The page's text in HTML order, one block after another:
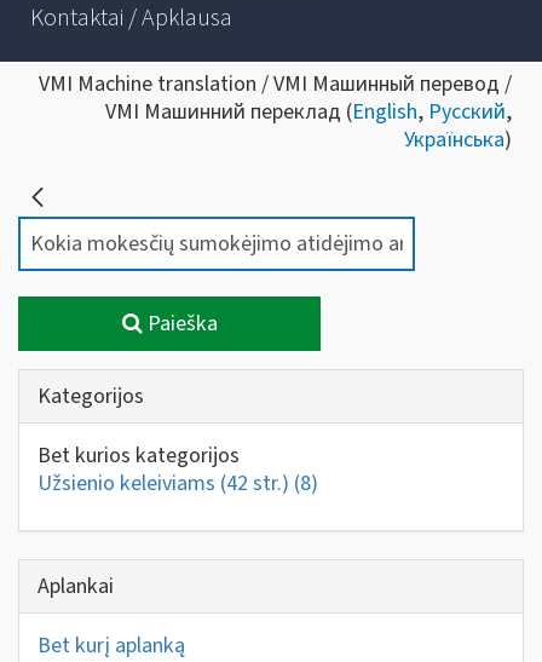
Kontaktai / Apklausa
VMI Machine translation / VMI Машинный перевод /
VMI Машинний переклад (English, Русский,
Українська)
Paieška
Kategorijos
Bet kurios kategorijos
Užsienio keleiviams (42 str.) (8)
Aplankai
Bet kurį aplanką